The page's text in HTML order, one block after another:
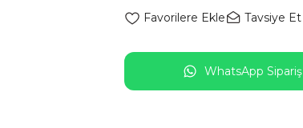
Tavsiye Et
WhatsApp Sipariş